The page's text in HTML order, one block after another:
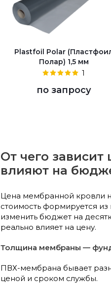
Plastfoil Polar
Полар) 1,5 мм
1
по запросу
От чего
влияют на
Цена мембранной кровли
стоимость формируется
изменить бюджет на
реально влияет на цену.
Толщина мембраны —
ПВХ-мембрана бывает
ценой и сроком службы.